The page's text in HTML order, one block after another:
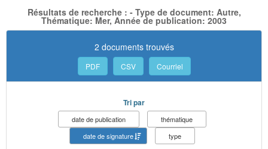
Résultats de recherche : - Type de document: Autre,
Thématique: Mer, Année de publication: 2003
2 documents trouvés
PDF CSV Courriel
Tri par
date de publication
thématique
date de signature
type